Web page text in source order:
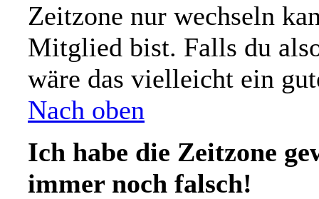
Zeitzone nur wechseln
Mitglied bist. Falls du
wäre das vielleicht ein
Nach oben
Ich habe die Zeitzone
immer noch falsch!